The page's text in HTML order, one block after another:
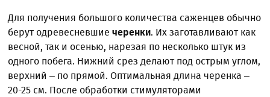
Для получения большого количества саженцев обычно
берут одревесневшиечеренки. Их заготавливают как
весной, так и осенью, нарезая по несколько штук из
одного побега. Нижний срез делают под острым углом,
верхний – по прямой. Оптимальная длина черенка –
20-25 см. После обработки стимуляторами